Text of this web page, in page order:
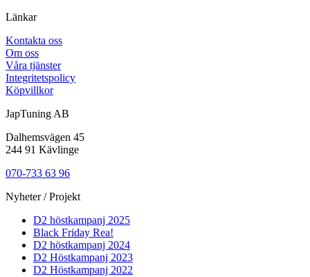
Länkar
Kontakta oss
Om oss
Våra tjänster
Integritetspolicy
Köpvillkor
JapTuning AB
Dalhemsvägen 45
244 91 Kävlinge
070-733 63 96
Nyheter / Projekt
D2 höstkampanj 2025
Black Friday Rea!
D2 höstkampanj 2024
D2 Höstkampanj 2023
D2 Höstkampanj 2022